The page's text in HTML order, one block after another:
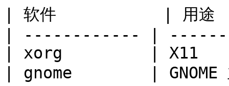
| 软件           | 用
| ------------ |
| xorg         | X11
| gnome        | GNOME